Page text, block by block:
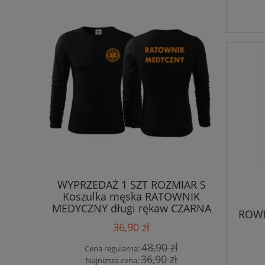
WYPRZEDAŻ 1 SZT ROZMIAR S
Koszulka męska RATOWNIK
MEDYCZNY długi rękaw CZARNA
(01) (1) (1)
36,90 zł
Cena regularna:48,90 zł
Najniższa cena:36,90 zł